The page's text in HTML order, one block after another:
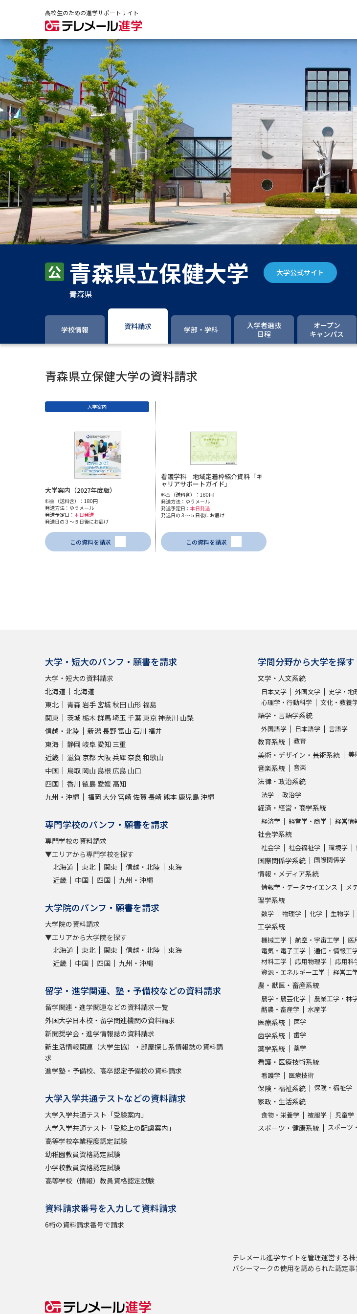
高校生のための進学サポートサイト
大学・短大
大学パンフ
総合型選抜・
大学入学共通
大学・短
専門学校の資料
大学入学共通
大学入学共通
高等学校（情報
大学で学び
学問のミニ講義
Ｑ＆Ａ よくある
個人情報取扱規
受験情報リンク
青森県立保健大学 大学公式サイト
青森県
学校情報 資料請求 学部・学科
入学者選抜
日程
オープン
キャンパス
青森県立保健大学の資料請求
大学案内
大学案内（2027年度版）
料金（送料含）：180円
発送方法：ゆうメール
発送予定日： 本日発送
発送日の３～５日後にお届け
この資料を請求
看護学科 地域定着枠紹介資料「キ
ャリアサポートガイド」
料金（送料含）：180円
発送方法：ゆうメール
発送予定日： 本日発送
発送日の３～５日後にお届け
この資料を請求
大学・短大のパンフ・願書を請求
大学・短大の資料請求
北海道
北海道
東北
青森 岩手 宮城 秋田 山形 福島
関東
茨城 栃木 群馬埼玉 千葉東京神奈川 山梨
信越・北陸
新潟長野 富山 石川 福井
東海
静岡 岐阜 愛知 三重
近畿
滋賀 京都 大阪兵庫奈良 和歌山
中国
鳥取 岡山 島根 広島 山口
四国
香川 徳島 愛媛 高知
九州・沖縄
福岡 大分 宮崎 佐賀 長崎 熊本 鹿児島沖縄
専門学校のパンフ・願書を請求
専門学校の資料請求
▼エリアから専門学校を探す
北海道
東北 関東 信越・北陸
東海
近畿
中国 四国 九州・沖縄
大学院のパンフ・願書を請求
大学院の資料請求
▼エリアから大学院を探す
北海道
東北 関東 信越・北陸
東海
近畿
中国 四国 九州・沖縄
留学・進学関連、塾・予備校などの資料請求
留学関連・進学関連などの資料請求一覧
外国大学日本校・留学関連機関の資料請求
新聞奨学会・進学情報誌の資料請求
新生活情報関連（大学生協）・部屋探し系情報誌の資料請
求
進学塾・予備校、高卒認定予備校の資料請求
大学入学共通テストなどの資料請求
大学入学共通テスト「受験案内」
大学入学共通テスト「受験上の配慮案内」
高等学校卒業程度認定試験
幼稚園教員資格認定試験
小学校教員資格認定試験
高等学校（情報）教員資格認定試験
資料請求番号を入力して資料請求
6桁の資料請求番号で請求
学問分野から大学を探す
文学・人文系統
日本文学 外国文学 史学・地
心理学・行動科学
文化・教養
語学・言語学系統
外国語学 日本語学 言語学
教育系統 教育
美術・デザイン・芸術系統 美
音楽系統 音楽
法律・政治系統
法学 政治学
経済・経営・商学系統
経済学 経営学・商学 経営情
社会学系統
社会学 社会福祉学 環境学
国際関係学系統 国際関係学
情報・メディア系統
情報学・データサイエンス メ
理学系統
数学 物理学 化学 生物学
工学系統
機械工学 航空・宇宙工学
医
電気・電子工学
通信・情報工
材料工学
応用物理学 応用科
資源・エネルギー工学
経営工
農・獣医・畜産系統
農学・農芸化学 農業工学・林
酪農・畜産学
水産学
医療系統 医学
歯学系統 歯学
薬学系統 薬学
看護・医療技術系統
看護学 医療技術
保険・福祉系統 保険・福祉学
家政・生活系統
食物・栄養学 被服学 児童学
スポーツ・健康系統 スポーツ
テレメール進学サイトを管理運営する
バシーマークの使用を認められた認定